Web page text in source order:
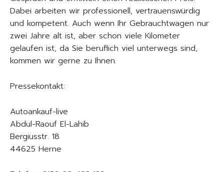
Dabei arbeiten wir professionell, vertrauenswürdig
und kompetent. Auch wenn Ihr Gebrauchtwagen nur
zwei Jahre alt ist, aber schon viele Kilometer
gelaufen ist, da Sie beruflich viel unterwegs sind,
kommen wir gerne zu Ihnen.
Pressekontakt:
Autoankauf-live
Abdul-Raouf El-Lahib
Bergiusstr. 18
44625 Herne